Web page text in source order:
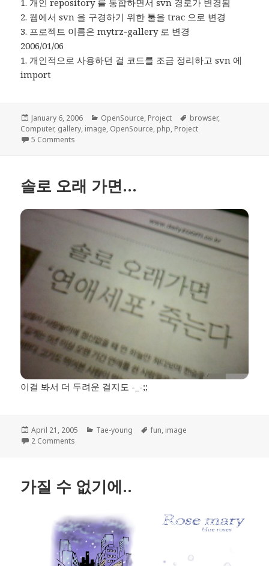
1. 개인 repository 를 통합하면서 svn 경로가 변경됨
2. 웹에서 svn 을 구경하기 위한 툴을 trac 으로 변경
3. 프로젝트 이름은 mytrz-gallery 로 변경
2006/01/06
1. 개인적으로 사용하던 걸 코드를 조금 정리하고 svn 에
import
Posted
on
January 6, 2006 Categories
OpenSource, Project Tags
browser,
Computer, gallery, image, OpenSource, php, Project
5 Comments
솔로 오래 가면…
이걸 봐서 더 두려운 걸지도 -_-;;
Posted
on
April 21, 2005 Categories
Tae-young Tags
fun, image
2 Comments
가질 수 없기에..